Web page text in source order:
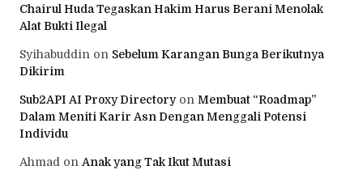
Chairul Huda Tegaskan Hakim Harus Berani Menolak
Alat Bukti Ilegal
Syihabuddin on Sebelum Karangan Bunga Berikutnya
Dikirim
Sub2API AI Proxy Directoryon Membuat “Roadmap”
Dalam Meniti Karir Asn Dengan Menggali Potensi
Individu
Ahmad on Anak yang Tak Ikut Mutasi